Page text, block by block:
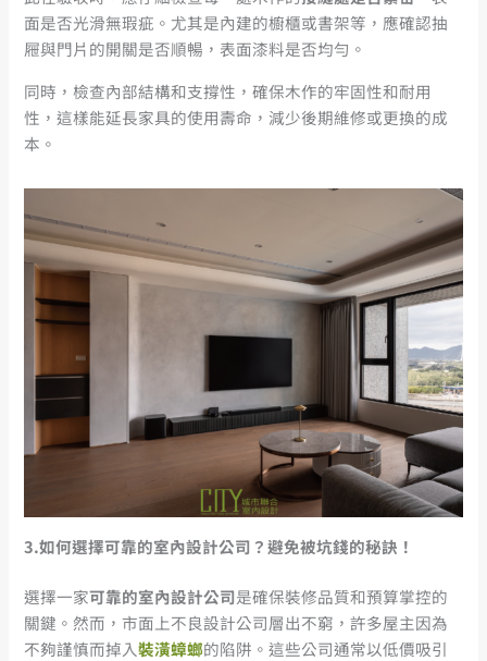
面是否光滑無瑕疵。尤其是內建的櫥櫃或書架等，應確認抽
屜與門片的開關是否順暢，表面漆料是否均勻。
同時，檢查內部結構和支撐性，確保木作的牢固性和耐用
性，這樣能延長家具的使用壽命，減少後期維修或更換的成
本。
3.如何選擇可靠的室內設計公司？避免被坑錢的秘訣！
選擇一家可靠的室內設計公司是確保裝修品質和預算掌控的
關鍵。然而，市面上不良設計公司層出不窮，許多屋主因為
不夠謹慎而掉入裝潢蟑螂的陷阱。這些公司通常以低價吸引